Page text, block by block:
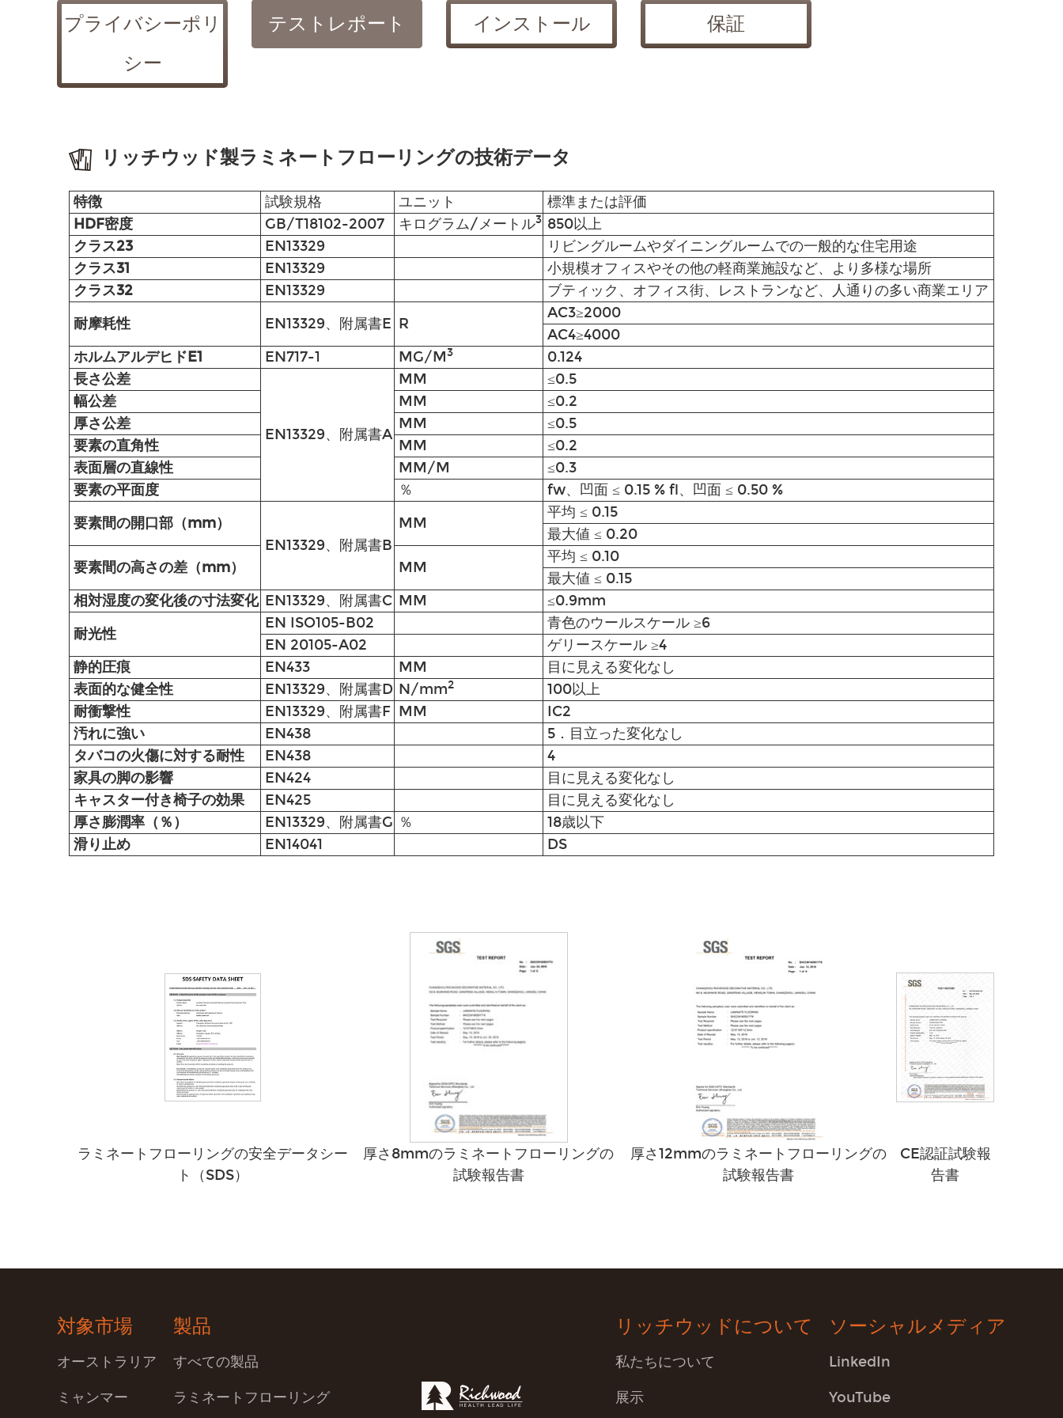
プライバシーポリ
シー
テストレポート インストール 保証
リッチウッド製ラミネートフローリングの技術データ
特徴 試験規格 ユニット
標準または評価
HDF密度
GB/T18102-2007 キログラム/メートル3 850以上
クラス23
EN13329
リビングルームやダイニングルームでの一般的な住宅用途
クラス31
EN13329
小規模オフィスやその他の軽商業施設など、より多様な場所
クラス32
EN13329
ブティック、オフィス街、レストランなど、人通りの多い商業エリア
耐摩耗性
EN13329、附属書E R
AC3≥2000
AC4≥4000
ホルムアルデヒドE1
EN717-1 MG/M3
0.124
長さ公差
EN13329、附属書A
MM
≤0.5
幅公差
MM
≤0.2
厚さ公差
MM
≤0.5
要素の直角性
MM
≤0.2
表面層の直線性
MM/M
≤0.3
要素の平面度
％
fw、凹面 ≤ 0.15 % fl、凹面 ≤ 0.50 %
要素間の開口部（mm）
EN13329、附属書B
MM
平均 ≤ 0.15
最大値 ≤ 0.20
要素間の高さの差（mm）
MM
平均 ≤ 0.10
最大値 ≤ 0.15
相対湿度の変化後の寸法変化 EN13329、附属書C MM
≤0.9mm
耐光性
EN ISO105-B02
青色のウールスケール ≥6
EN 20105-A02
ゲリースケール ≥4
静的圧痕
EN433 MM
目に見える変化なし
表面的な健全性
EN13329、附属書D N/mm2
100以上
耐衝撃性
EN13329、附属書F MM
IC2
汚れに強い
EN438
5．目立った変化なし
タバコの火傷に対する耐性
EN438
4
家具の脚の影響
EN424
目に見える変化なし
キャスター付き椅子の効果
EN425
目に見える変化なし
厚さ膨潤率（％）
EN13329、附属書G ％
18歳以下
滑り止め
EN14041 DS
ラミネートフローリングの安全データシー
ト（SDS）
厚さ8mmのラミネートフローリングの
試験報告書
厚さ12mmのラミネートフローリングの
試験報告書
CE認証試験報
告書
対象市場
オーストラリア
ミャンマー
製品
すべての製品
ラミネートフローリング
リッチウッドについて
私たちについて
展示
ソーシャルメディア
LinkedIn
YouTube